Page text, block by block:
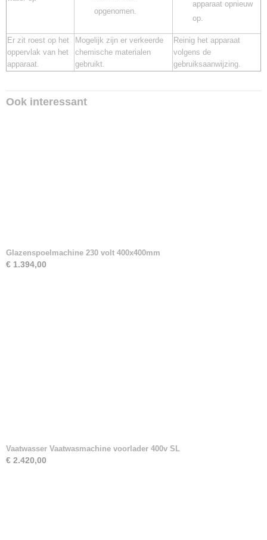
opgenomen.
apparaat opnieuw
op.
Er zit roest op het
oppervlak van het
apparaat.
Mogelijk zijn er verkeerde
chemische materialen
gebruikt.
Reinig het apparaat
volgens de
gebruiksaanwijzing.
Ook interessant
Glazenspoelmachine 230 volt 400x400mm
€ 1.394,00
Vaatwasser Vaatwasmachine voorlader 400v SL
€ 2.420,00